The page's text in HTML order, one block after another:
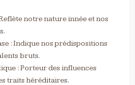
notre nature innée et nos
: Indique nos prédispositions
bruts.
: Porteur des influences
traits héréditaires.